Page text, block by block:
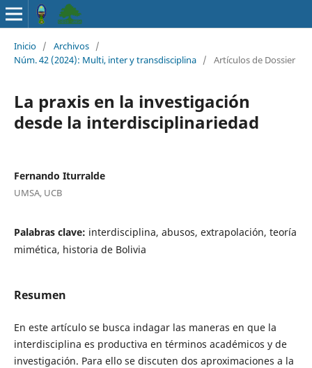
Inicio / Archivos /
Núm. 42 (2024): Multi, inter y transdisciplina / Artículos de Dossier
La praxis en la investigación
desde la interdisciplinariedad
Fernando Iturralde
UMSA, UCB
Palabras clave: interdisciplina, abusos, extrapolación, teoría
mimética, historia de Bolivia
Resumen
En este artículo se busca indagar las maneras en que la
interdisciplina es productiva en términos académicos y de
investigación. Para ello se discuten dos aproximaciones a la